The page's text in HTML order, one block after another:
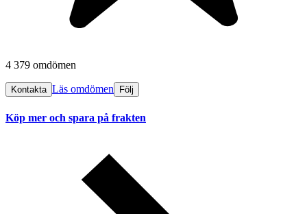
4 379 omdömen
Kontakta Läs omdömen Följ
Köp mer och spara på frakten